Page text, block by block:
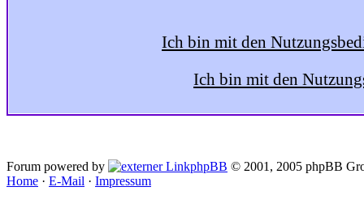
Ich bin mit den
Ich bin mit den
Forum powered by phpBB © 2001, 2005 phpBB
Home · E-Mail · Impressum